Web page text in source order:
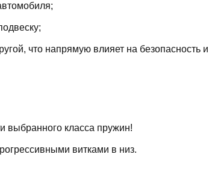
что напрямую влияет на безопасность
выбранного класса пружин!
витками в низ.